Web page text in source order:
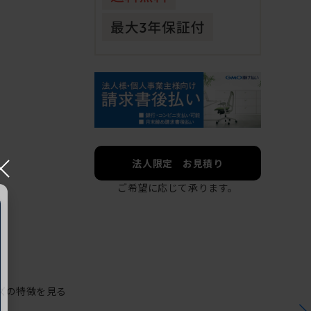
法人限定 お見積り
ご希望に応じて承ります。
の特徴を見る